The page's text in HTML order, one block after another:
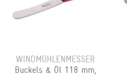
WINDMÜHLENMESSER
Buckels & Öl 118 mm,